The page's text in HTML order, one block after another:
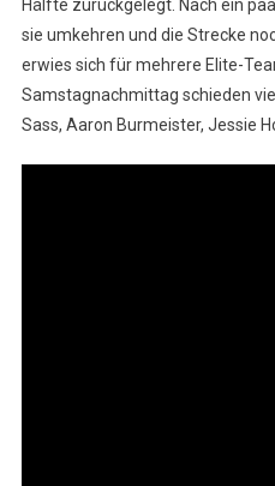
Hälfte zurückgelegt. Nach ein
sie umkehren und die Strecke
erwies sich für mehrere Elite-
Samstagnachmittag schieden
Sass, Aaron Burmeister, Jessie